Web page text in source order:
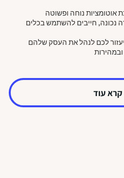
אוטומציות נוחה ופשוטה
נכונה, חייבים להשתמש בכלים
לכם לנהל את העסק שלהם
קרא עוד